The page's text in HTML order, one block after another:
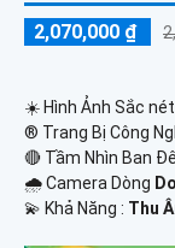
2,070,000 ₫
☀️ Hình Ảnh Sắc nét
®️ Trang Bị Công
🔴 Tầm Nhìn Ban
🌧️ Camera Dòng
️💫 Khả Năng : Thu